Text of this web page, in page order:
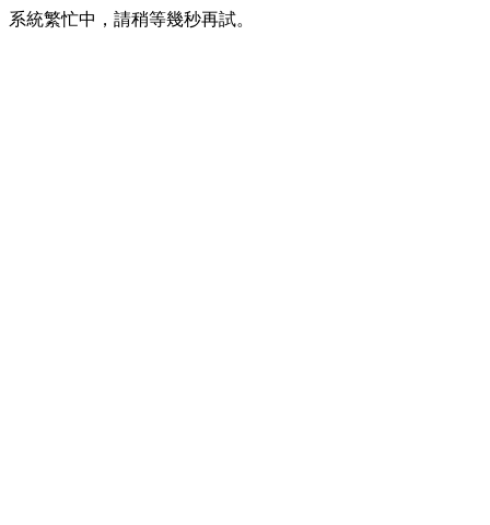
系統繁忙中，請稍等幾秒再試。